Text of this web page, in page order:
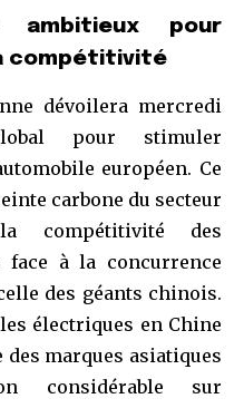
ambitieux pour
compétitivité
dévoilera mercredi
pour stimuler
européen. Ce
carbone du secteur
compétitivité des
face à la concurrence
des géants chinois.
électriques en Chine
marques asiatiques
considérable sur